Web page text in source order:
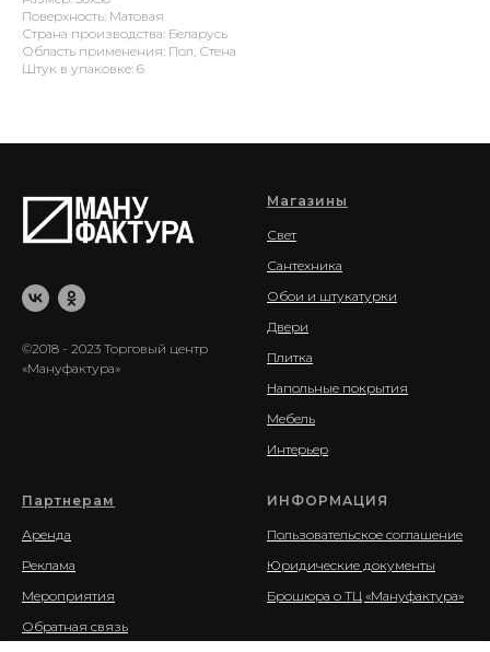
Поверхность: Матовая
Страна производства: Беларусь
Область применения: Пол, Стена
Штук в упаковке: 6
©2018 - 2023 Торговый центр
«Мануфактура»
Магазины
Свет
Сантехника
Обои и штукатурки
Двери
Плитка
Напольные покрытия
Мебель
Интерьер
Партнерам
Аренда
Реклама
Мероприятия
Обратная связь
ИНФОРМАЦИЯ
Пользовательское соглашение
Юридические документы
Брошюра о ТЦ «Мануфактура»